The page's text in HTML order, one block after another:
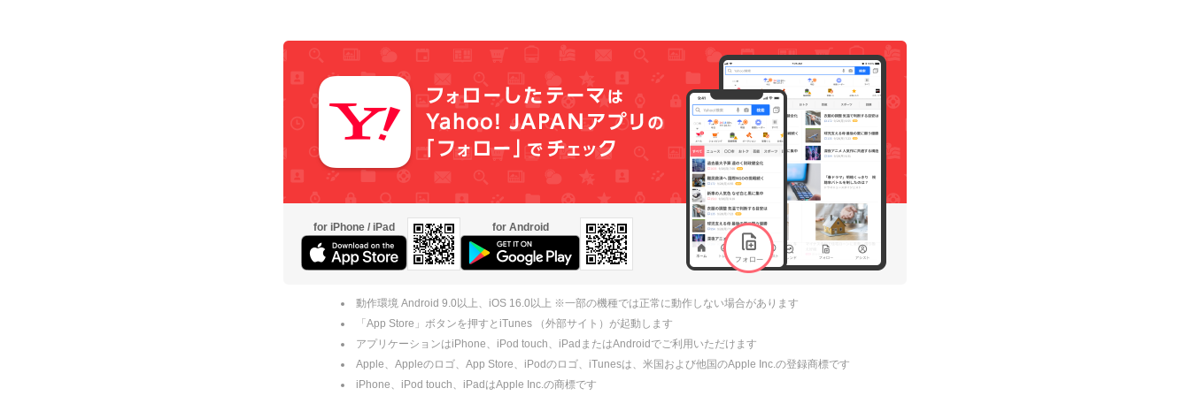
for iPhone / iPad for Android
動作環境 Android 9.0以上、iOS 16.0以上 ※一部の機種では正常に動作しない場合があります
「App Store」ボタンを押すとiTunes （外部サイト）が起動します
アプリケーションはiPhone、iPod touch、iPadまたはAndroidでご利用いただけます
Apple、Appleのロゴ、App Store、iPodのロゴ、iTunesは、米国および他国のApple Inc.の登録商標です
iPhone、iPod touch、iPadはApple Inc.の商標です